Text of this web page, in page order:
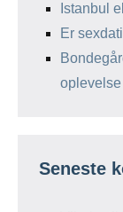
Istanbul
Er
Seneste